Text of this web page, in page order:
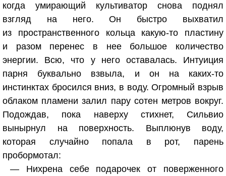
когда умирающий культиватор снова поднял
взгляд на него. Он быстро выхватил
из пространственного кольца какую-то пластину
и разом перенес в нее большое количество
энергии. Всю, что у него оставалась. Интуиция
парня буквально взвыла, и он на каких-то
инстинктах бросился вниз, в воду. Огромный взрыв
облаком пламени залил пару сотен метров вокруг.
Подождав, пока наверху стихнет, Сильвио
вынырнул на поверхность. Выплюнув воду,
которая случайно попала в рот, парень
пробормотал:
— Нихрена себе подарочек от поверженного